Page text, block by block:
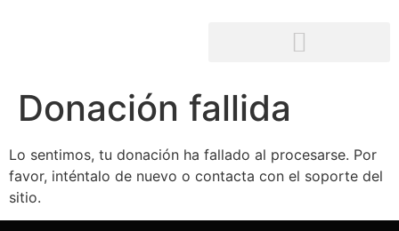
Donación fallida
Lo sentimos, tu donación ha fallado al procesarse. Por
favor, inténtalo de nuevo o contacta con el soporte del
sitio.